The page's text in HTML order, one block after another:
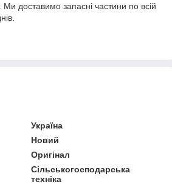
доставимо запасні частини по всій
Україна
Новий
Оригінал
Сільськогосподарська
техніка